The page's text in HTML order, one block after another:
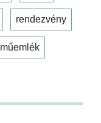
rendezvény
műemlék